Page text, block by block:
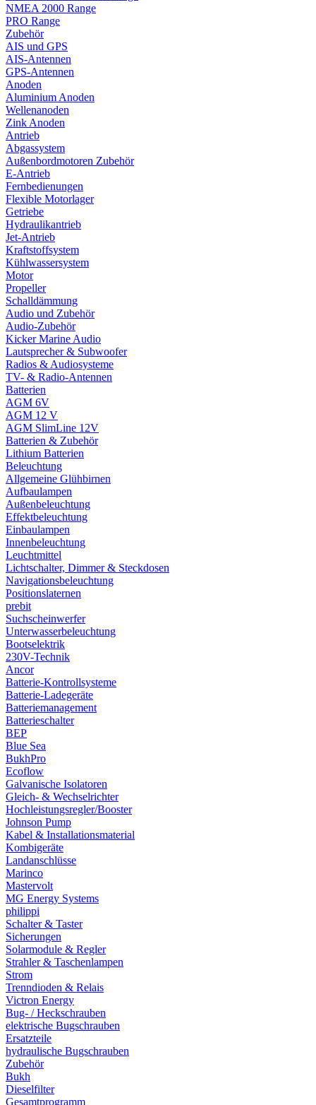
NMEA 2000 Range
PRO Range
Zubehör
AIS und GPS
AIS-Antennen
GPS-Antennen
Anoden
Aluminium Anoden
Wellenanoden
Zink Anoden
Antrieb
Abgassystem
Außenbordmotoren Zubehör
E-Antrieb
Fernbedienungen
Flexible Motorlager
Getriebe
Hydraulikantrieb
Jet-Antrieb
Kraftstoffsystem
Kühlwassersystem
Motor
Propeller
Schalldämmung
Audio und Zubehör
Audio-Zubehör
Kicker Marine Audio
Lautsprecher & Subwoofer
Radios & Audiosysteme
TV- & Radio-Antennen
Batterien
AGM 6V
AGM 12 V
AGM SlimLine 12V
Batterien & Zubehör
Lithium Batterien
Beleuchtung
Allgemeine Glühbirnen
Aufbaulampen
Außenbeleuchtung
Effektbeleuchtung
Einbaulampen
Innenbeleuchtung
Leuchtmittel
Lichtschalter, Dimmer & Steckdosen
Navigationsbeleuchtung
Positionslaternen
prebit
Suchscheinwerfer
Unterwasserbeleuchtung
Bootselektrik
230V-Technik
Ancor
Batterie-Kontrollsysteme
Batterie-Ladegeräte
Batteriemanagement
Batterieschalter
BEP
Blue Sea
BukhPro
Ecoflow
Galvanische Isolatoren
Gleich- & Wechselrichter
Hochleistungsregler/Booster
Johnson Pump
Kabel & Installationsmaterial
Kombigeräte
Landanschlüsse
Marinco
Mastervolt
MG Energy Systems
philippi
Schalter & Taster
Sicherungen
Solarmodule & Regler
Strahler & Taschenlampen
Strom
Trenndioden & Relais
Victron Energy
Bug- / Heckschrauben
elektrische Bugschrauben
Ersatzteile
hydraulische Bugschrauben
Zubehör
Bukh
Dieselfilter
Gesamtprogramm